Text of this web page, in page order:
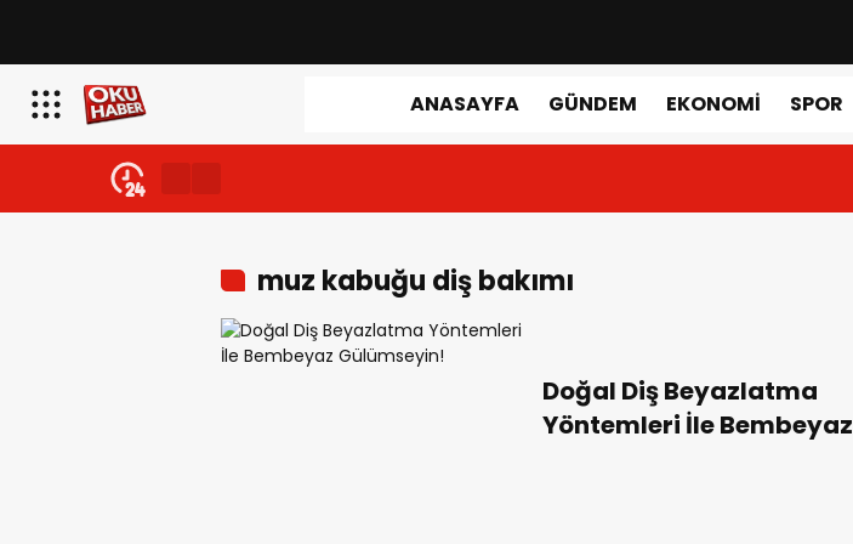
ANASAYFA GÜNDEM EKONOMI SPOR
muz kabuğu diş bakımı
Doğal Diş Beyazlatma
Yöntemleri İle Bembeyaz